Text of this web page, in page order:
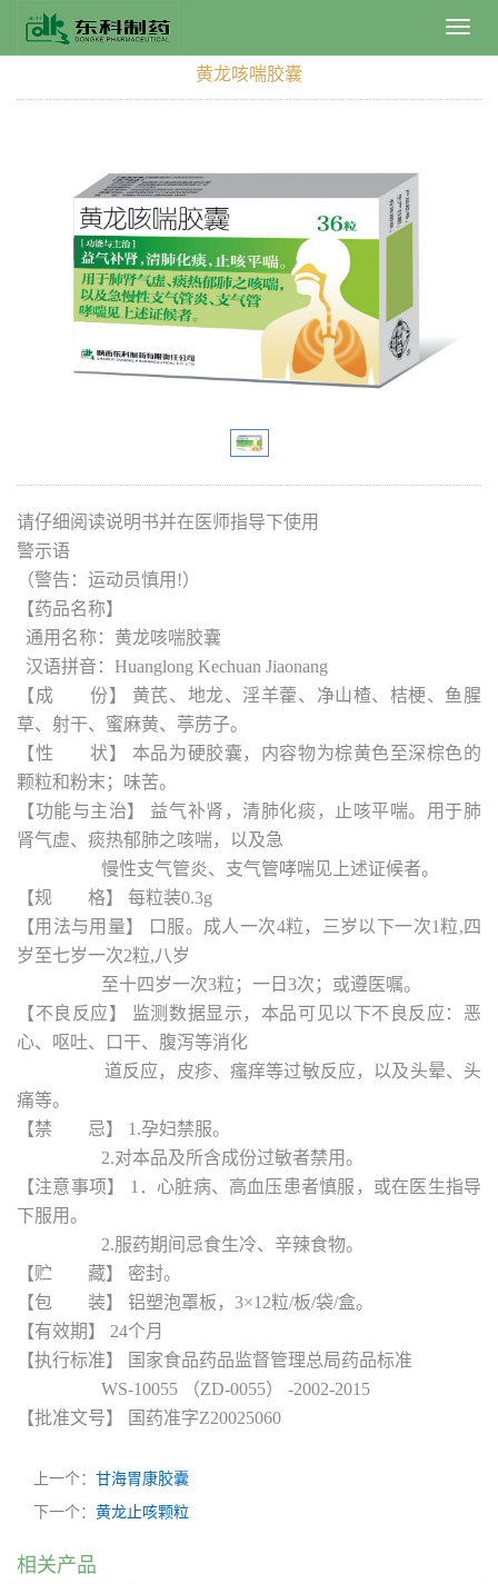
黄龙咳喘胶囊
请仔细阅读说明书并在医师指导下使用
警示语
（警告：运动员慎用!）
【药品名称】
通用名称：黄龙咳喘胶囊
汉语拼音：Huanglong Kechuan Jiaonang
【成 份】 黄芪、地龙、淫羊藿、净山楂、桔梗、鱼腥
草、射干、蜜麻黄、葶苈子。
【性 状】 本品为硬胶囊，内容物为棕黄色至深棕色的
颗粒和粉末；味苦。
【功能与主治】 益气补肾，清肺化痰，止咳平喘。用于肺
肾气虚、痰热郁肺之咳喘，以及急
慢性支气管炎、支气管哮喘见上述证候者。
【规 格】 每粒装0.3g
【用法与用量】 口服。成人一次4粒，三岁以下一次1粒,四
岁至七岁一次2粒,八岁
至十四岁一次3粒；一日3次；或遵医嘱。
【不良反应】 监测数据显示，本品可见以下不良反应：恶
心、呕吐、口干、腹泻等消化
道反应，皮疹、瘙痒等过敏反应，以及头晕、头
痛等。
【禁 忌】 1.孕妇禁服。
2.对本品及所含成份过敏者禁用。
【注意事项】 1．心脏病、高血压患者慎服，或在医生指导
下服用。
2.服药期间忌食生冷、辛辣食物。
【贮 藏】 密封。
【包 装】 铝塑泡罩板，3×12粒/板/袋/盒。
【有效期】 24个月
【执行标准】 国家食品药品监督管理总局药品标准
WS-10055 （ZD-0055） -2002-2015
【批准文号】 国药准字Z20025060
上一个： 甘海胃康胶囊
下一个： 黄龙止咳颗粒
相关产品